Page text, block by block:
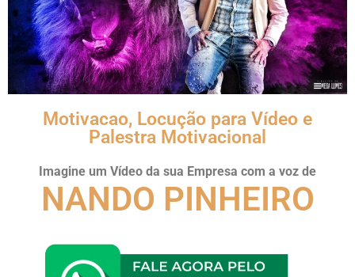
Motivacao, Locução para Vídeo e
Palestra Motivacional
Imagine um Vídeo da sua Empresa com a voz de
NANDO PINHEIRO